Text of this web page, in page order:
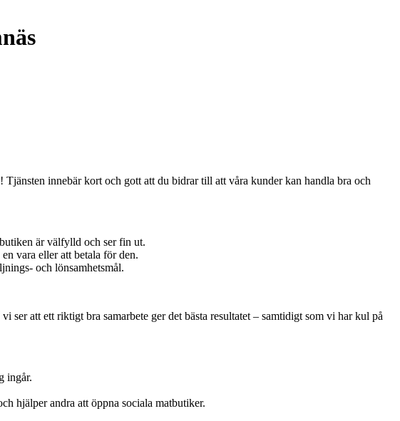
innebär kort och gott att du bidrar till att våra kunder kan handla bra och
är välfylld och ser fin ut.
vara eller att betala för den.
och lönsamhetsmål.
att ett riktigt bra samarbete ger det bästa resultatet – samtidigt som vi har kul på
ingår.
hjälper andra att öppna sociala matbutiker.